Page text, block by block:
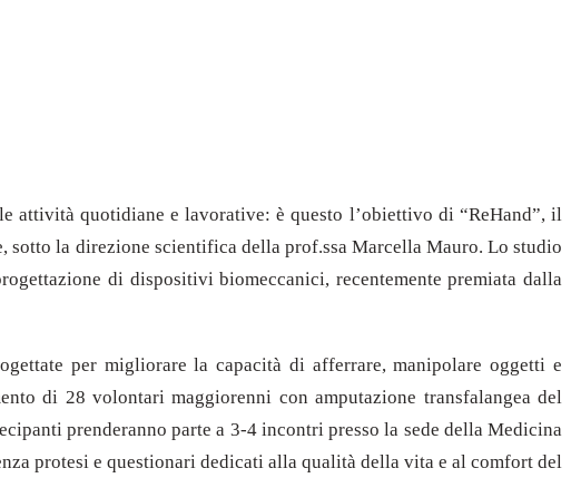
attività quotidiane e lavorative: è questo l’obiettivo di “ReHand”, il
la direzione scientifica della prof.ssa Marcella Mauro. Lo studio
di dispositivi biomeccanici, recentemente premiata dalla
per migliorare la capacità di afferrare, manipolare oggetti e
di 28 volontari maggiorenni con amputazione transfalangea del
prenderanno parte a 3-4 incontri presso la sede della Medicina
protesi e questionari dedicati alla qualità della vita e al comfort del